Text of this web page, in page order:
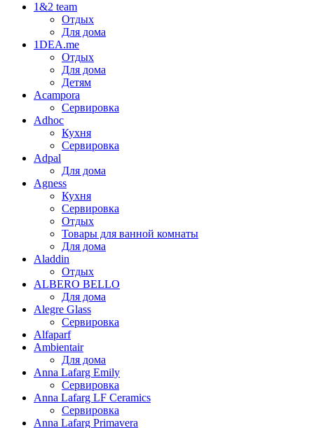
1&2 team
Отдых
Для дома
1DEA.me
Отдых
Для дома
Детям
Acampora
Сервировка
Adhoc
Кухня
Сервировка
Adpal
Для дома
Agness
Кухня
Сервировка
Отдых
Товары для ванной комнаты
Для дома
Aladdin
Отдых
ALBERO BELLO
Для дома
Alegre Glass
Сервировка
Alfaparf
Ambientair
Для дома
Anna Lafarg Emily
Сервировка
Anna Lafarg LF Ceramics
Сервировка
Anna Lafarg Primavera